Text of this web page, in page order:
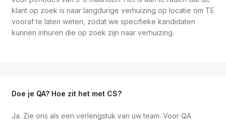
klant op zoek is naar langdurige verhuizing op locatie om TE
vooraf te laten weten, zodat we specifieke kandidaten
kunnen inhuren die op zoek zijn naar verhuizing.
Doe je QA? Hoe zit het met CS?
Ja. Zie ons als een verlengstuk van uw team. Voor QA